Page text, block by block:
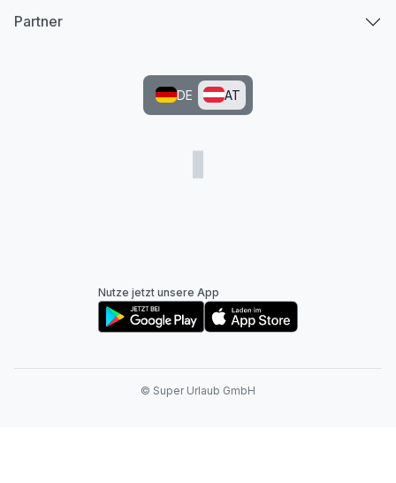
Partner
DE AT
Nutze jetzt unsere App
© Super Urlaub GmbH